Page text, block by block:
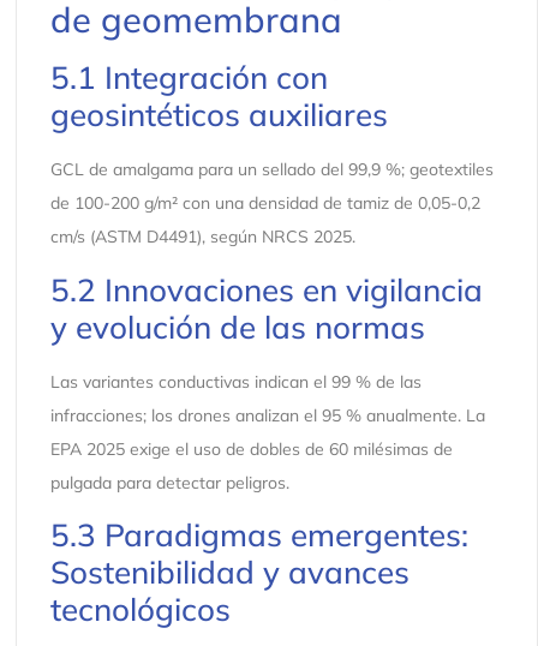
de geomembrana
5.1 Integración con
geosintéticos auxiliares
GCL de amalgama para un sellado del 99,9 %; geotextiles
de 100-200 g/m² con una densidad de tamiz de 0,05-0,2
cm/s (ASTM D4491), según NRCS 2025.
5.2 Innovaciones en vigilancia
y evolución de las normas
Las variantes conductivas indican el 99 % de las
infracciones; los drones analizan el 95 % anualmente. La
EPA 2025 exige el uso de dobles de 60 milésimas de
pulgada para detectar peligros.
5.3 Paradigmas emergentes:
Sostenibilidad y avances
tecnológicos